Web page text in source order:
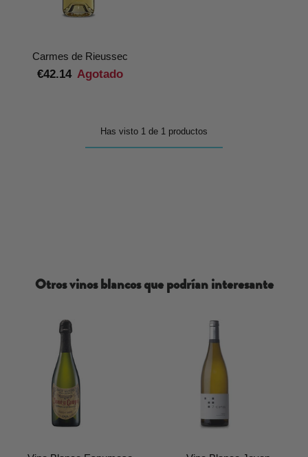
Carmes de Rieussec
€42.14 Agotado
Has visto 1 de 1 productos
Otros vinos blancos que podrían interesante